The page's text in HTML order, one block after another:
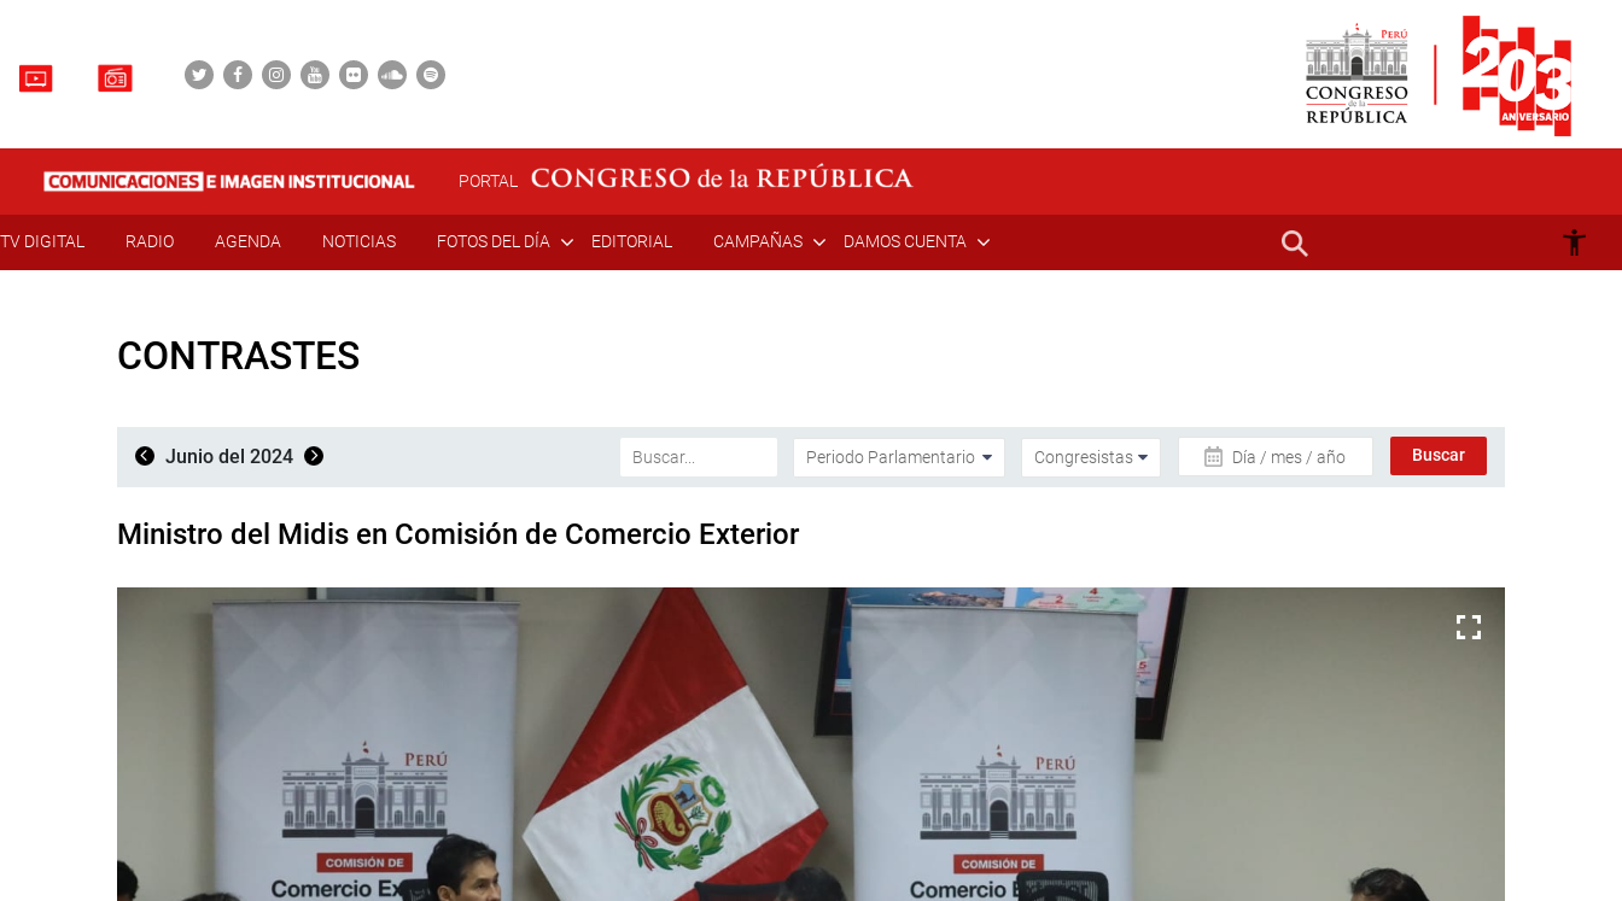
PORTAL
TV DIGITAL RADIO AGENDA NOTICIAS FOTOS DEL DÍA EDITORIAL CAMPAÑAS DAMOS CUENTA
CONTRASTES
Junio del 2024 Día / mes / año
Ministro del Midis en Comisión de Comercio Exterior